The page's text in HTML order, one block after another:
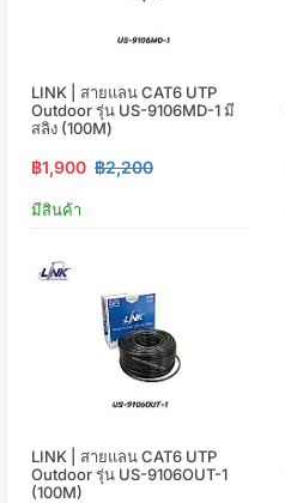
LINK | สายแลน CAT6 UTP
Outdoor รุ่น US-9106MD-1 มี
สลิง (100M)
฿1,900 ฿2,200
มีสินค้า
LINK | สายแลน CAT6 UTP
Outdoor รุ่น US-9106OUT-1
(100M)